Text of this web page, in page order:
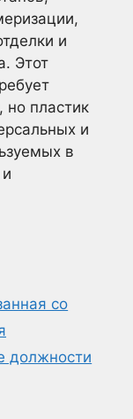
и
Этот
но пластик
и
в
со
должности